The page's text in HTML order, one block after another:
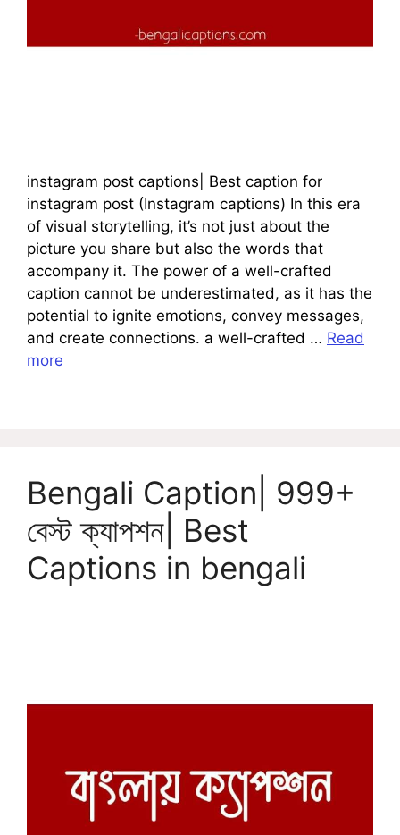
instagram post captions| Best caption for
instagram post (Instagram captions) In this era
of visual storytelling, it’s not just about the
picture you share but also the words that
accompany it. The power of a well-crafted
caption cannot be underestimated, as it has the
potential to ignite emotions, convey messages,
and create connections. a well-crafted … Read
more
Bengali Caption| 999+
বেস্ট ক্যাপশন| Best
Captions in bengali